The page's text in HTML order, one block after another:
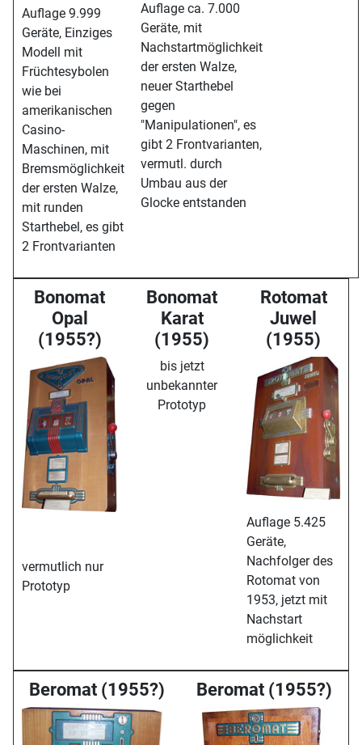
Auflage 9.999
Geräte, Einziges
Modell mit
Früchtesybolen
wie bei
amerikanischen
Casino-
Maschinen, mit
Bremsmöglichkeit
der ersten Walze,
mit runden
Starthebel, es gibt
2 Frontvarianten
Auflage ca. 7.000
Geräte, mit
Nachstartmöglichkeit
der ersten Walze,
neuer Starthebel
gegen
"Manipulationen", es
gibt 2 Frontvarianten,
vermutl. durch
Umbau aus der
Glocke entstanden
Bonomat
Opal
(1955?)
vermutlich nur
Prototyp
Bonomat
Karat
(1955)
bis jetzt
unbekannter
Prototyp
Rotomat
Juwel
(1955)
Auflage 5.425
Geräte,
Nachfolger des
Rotomat von
1953, jetzt mit
Nachstart
möglichkeit
Beromat (1955?) Beromat (1955?)